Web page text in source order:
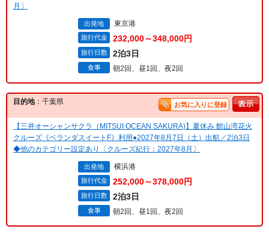
月〕
出発地 東京港
旅行代金 232,000～348,000円
旅行日数 2泊3日
食事 朝2回、昼1回、夜2回
目的地：千葉県 お気に入りに登録
【三井オーシャンサクラ（MITSUI OCEAN SAKURA)】夏休み 館山湾花火
クルーズ《ベランダスイートF》利用●2027年8月7日（土）出航／2泊3日
◆他のカテゴリー設定あり〔クルーズ紀行：2027年8月〕
出発地 横浜港
旅行代金 252,000～378,000円
旅行日数 2泊3日
食事 朝2回、昼1回、夜2回